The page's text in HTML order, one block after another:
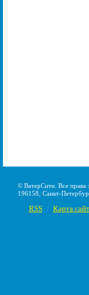
© ВатерСити. Все права
196158, Санкт-
RSS Карта